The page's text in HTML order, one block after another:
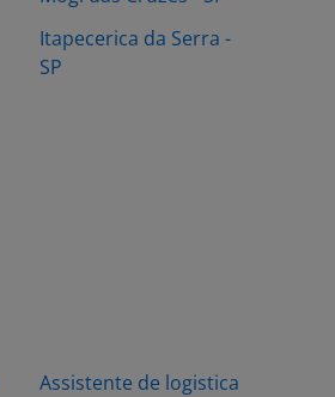
Itapecerica da Serra -
SP
Assistente de logistica